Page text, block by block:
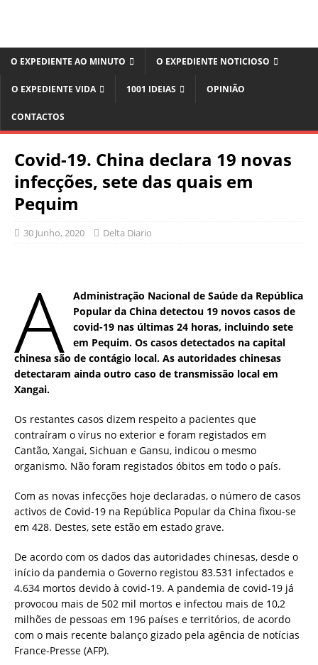
O EXPEDIENTE AO MINUTO O EXPEDIENTE NOTICIOSO
O EXPEDIENTE VIDA 1001 IDEIAS OPINIÃO
CONTACTOS
Covid-19. China declara 19 novas
infecções, sete das quais em
Pequim
30 Junho, 2020 Delta Diario
A
Administração Nacional de Saúde da República
Popular da China detectou 19 novos casos de
covid-19 nas últimas 24 horas, incluindo sete
em Pequim. Os casos detectados na capital
chinesa são de contágio local. As autoridades chinesas
detectaram ainda outro caso de transmissão local em
Xangai.
Os restantes casos dizem respeito a pacientes que
contraíram o vírus no exterior e foram registados em
Cantão, Xangai, Sichuan e Gansu, indicou o mesmo
organismo. Não foram registados óbitos em todo o país.
Com as novas infecções hoje declaradas, o número de casos
activos de Covid-19 na República Popular da China fixou-se
em 428. Destes, sete estão em estado grave.
De acordo com os dados das autoridades chinesas, desde o
início da pandemia o Governo registou 83.531 infectados e
4.634 mortos devido à covid-19. A pandemia de covid-19 já
provocou mais de 502 mil mortos e infectou mais de 10,2
milhões de pessoas em 196 países e territórios, de acordo
com o mais recente balanço gizado pela agência de notícias
France-Presse (AFP).